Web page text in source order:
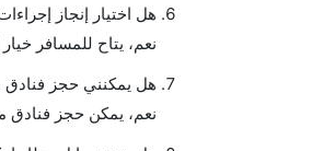
هل اختيار إنجاز
نعم، يتاح للمسافر
هل يمكنني حجز فنادق
نعم، يمكن حجز فنادق